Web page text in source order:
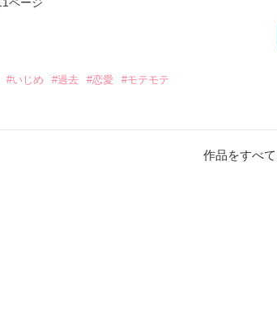
ページ
#いじめ #過去 #恋愛 #モテモテ
けたら嬉しいです！
作品をすべ